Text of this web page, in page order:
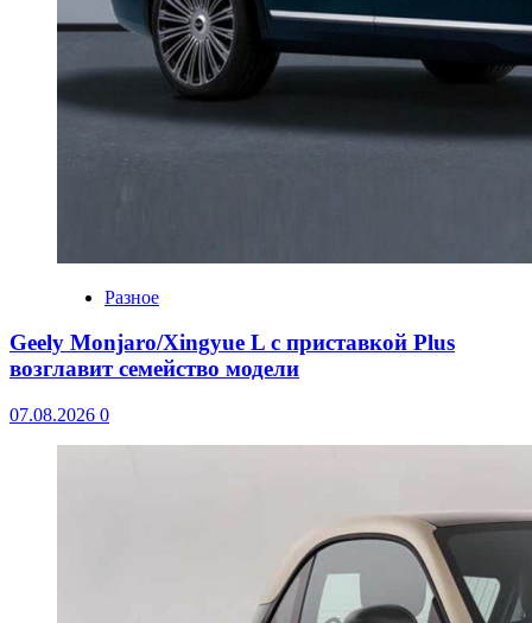
Разное
Geely Monjaro/Xingyue L с приставкой Plus
возглавит семейство модели
07.08.2026 0